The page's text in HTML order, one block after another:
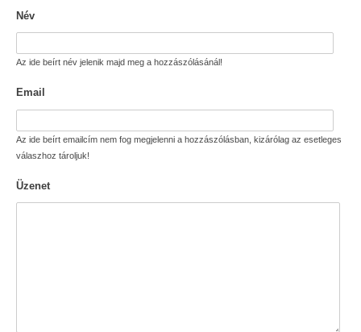
Név
Az ide beírt név jelenik majd meg a hozzászólásánál!
Email
Az ide beírt emailcím nem fog megjelenni a hozzászólásban, kizárólag az esetleges
válaszhoz tároljuk!
Üzenet